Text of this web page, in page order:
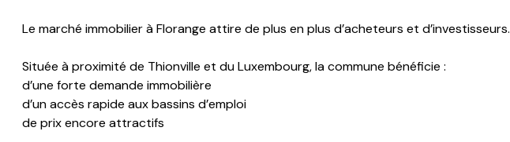
Le marché immobilier à Florange attire de plus en plus d’acheteurs et d’investisseurs.
Située à proximité de Thionville et du Luxembourg, la commune bénéficie :
d’une forte demande immobilière
d’un accès rapide aux bassins d’emploi
de prix encore attractifs